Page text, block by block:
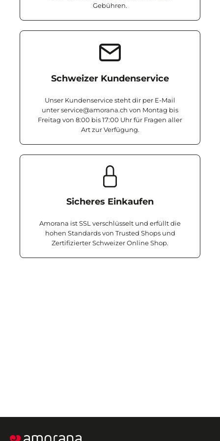
Gebühren.
Schweizer Kundenservice
Unser Kundenservice steht dir per E-Mail
unter service@amorana.ch von Montag bis
Freitag von 8:00 bis 17:00 Uhr für Fragen aller
Art zur Verfügung.
Sicheres Einkaufen
Amorana ist SSL verschlüsselt und erfüllt die
hohen Standards von Trusted Shops und
Zertifizierter Schweizer Online Shop.